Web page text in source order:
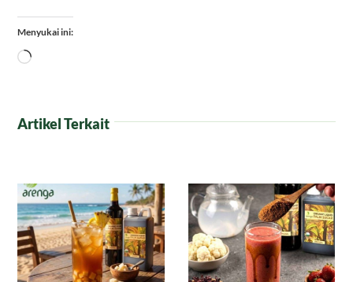
Menyukai ini:
Memuat...
Artikel Terkait